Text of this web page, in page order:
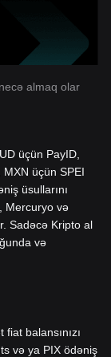
almaq olar
üçün PayID,
üçün SPEI
üsullarını
Mercuryo və
Sadəcə Kripto al
və
fiat balansınızı
və ya PIX ödəniş